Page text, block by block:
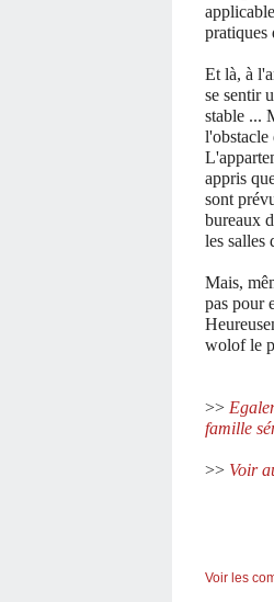
pratiques
Et là, à
se sentir
stable ...
l'obstacle
appris
sont
bureaux
les salles
Mais,
pas pour
wolof le
>>
famille
>> Voir
Voir les